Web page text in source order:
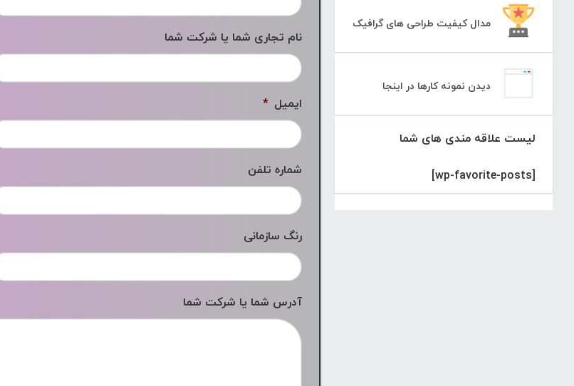
مدال کیفیت طراحی های گرافیک
دیدن نمونه کارها در اینجا
لیست علاقه مندی های شما
[wp-favorite-posts]
نام تجاری شما یا شرکت شما
ایمیل *
شماره تلفن
رنگ سازمانی
آدرس شما یا شرکت شما